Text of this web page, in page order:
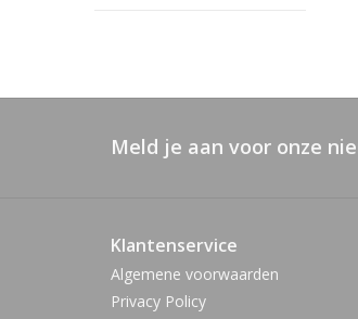
Meld je aan voor onze
Klantenservice
Algemene voorwaarden
Privacy Policy